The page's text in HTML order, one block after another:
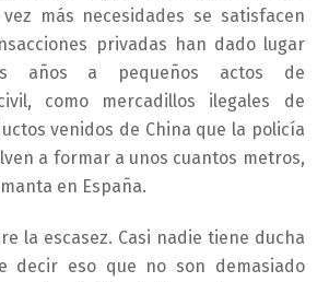
más necesidades se satisfacen
privadas han dado lugar
años a pequeños actos de
como mercadillos ilegales de
venidos de China que la policía
a formar a unos cuantos metros,
en España.
la escasez. Casi nadie tiene ducha
decir eso que no son demasiado